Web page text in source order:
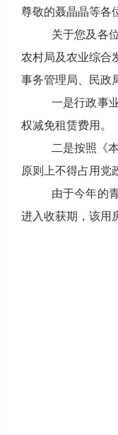
尊敬的聂晶晶等各
关于您及各
农村局及农业综合
事务管理局、民政
一是行政事
权减免租赁费用。
二是按照《
原则上不得占用党
由于今年的
进入收获期，该用